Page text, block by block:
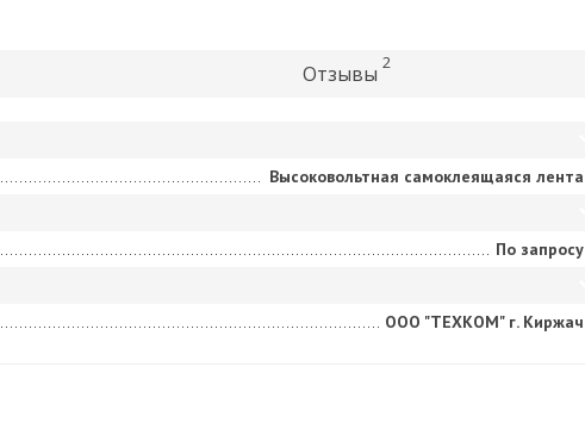
Отзывы 2
Высоковольтная самоклеящаяся лента
По запросу
ООО "ТЕХКОМ" г. Киржач